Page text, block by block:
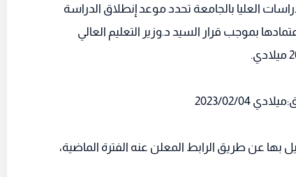
العليا بالجامعة تحدد موعد إنطلاق الدراسة
بموجب قرار السيد د.وزير التعليم العالي
عن طريق الرابط المعلن عنه الفترة الماضية،